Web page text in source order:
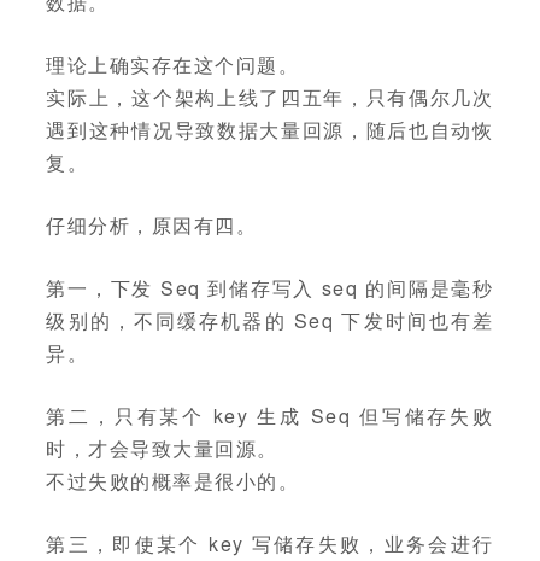
理论上确实存在这个问题。
实际上，这个架构上线了四五年，只有偶尔几次
遇到这种情况导致数据大量回源，随后也自动恢
复。
仔细分析，原因有四。
第一，下发 Seq 到储存写入 seq 的间隔是毫秒
级别的，不同缓存机器的 Seq 下发时间也有差
异。
第二，只有某个 key 生成 Seq 但写储存失败
时，才会导致大量回源。
不过失败的概率是很小的。
第三，即使某个 key 写储存失败，业务会进行